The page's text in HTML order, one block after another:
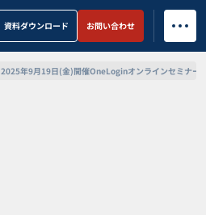
資料ダウンロード お問い合わせ
2025年9月19日(金)開催OneLoginオンラインセミナー